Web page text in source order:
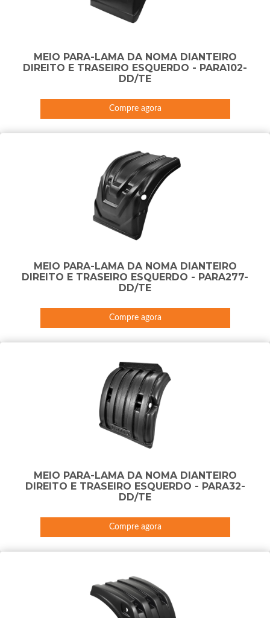
MEIO PARA-LAMA DA NOMA DIANTEIRO
DIREITO E TRASEIRO ESQUERDO - PARA102-
DD/TE
Compre agora
MEIO PARA-LAMA DA NOMA DIANTEIRO
DIREITO E TRASEIRO ESQUERDO - PARA277-
DD/TE
Compre agora
MEIO PARA-LAMA DA NOMA DIANTEIRO
DIREITO E TRASEIRO ESQUERDO - PARA32-
DD/TE
Compre agora